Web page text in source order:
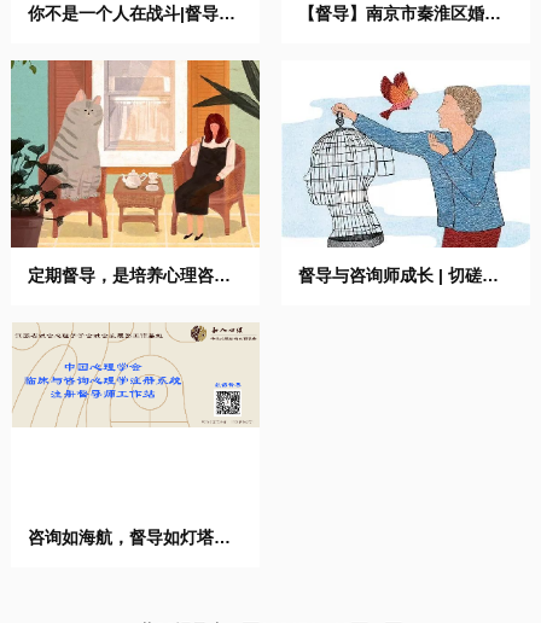
你不是一个人在战斗|督导是
【督导】南京市秦淮区婚姻
定期督导，是培养心理咨询
督导与咨询师成长 | 切磋琢
咨询如海航，督导如灯塔